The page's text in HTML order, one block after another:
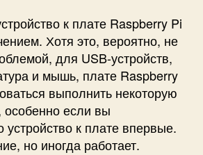
к плате Raspberry Pi
Хотя это, вероятно, не
для USB-устройств,
и мышь, плате Raspberry
выполнить некоторую
если вы
устройство к плате впервые.
но иногда работает.